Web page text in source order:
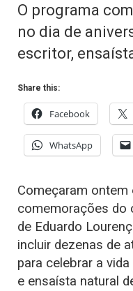
O programa
no dia de
escritor,
Share this:
Facebook
WhatsApp
Começaram ontem
comemorações do
de Eduardo
incluir dezenas de
para celebrar a
e ensaísta natural